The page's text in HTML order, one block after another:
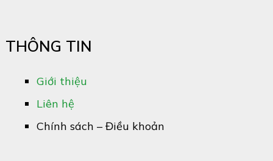
THÔNG TIN
Giới thiệu
Liên hệ
Chính sách – Điều khoản